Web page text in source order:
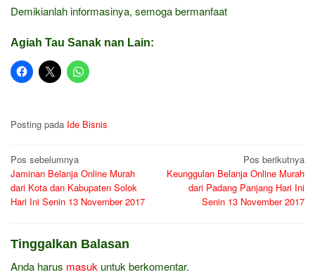
Demikianlah informasinya, semoga bermanfaat
Agiah Tau Sanak nan Lain:
Posting pada Ide Bisnis
Navigasi
pos
Pos sebelumnya
Jaminan Belanja Online Murah
dari Kota dan Kabupaten Solok
Hari Ini Senin 13 November 2017
Pos berikutnya
Keunggulan Belanja Online Murah
dari Padang Panjang Hari Ini
Senin 13 November 2017
Tinggalkan Balasan
Anda harus masuk untuk berkomentar.